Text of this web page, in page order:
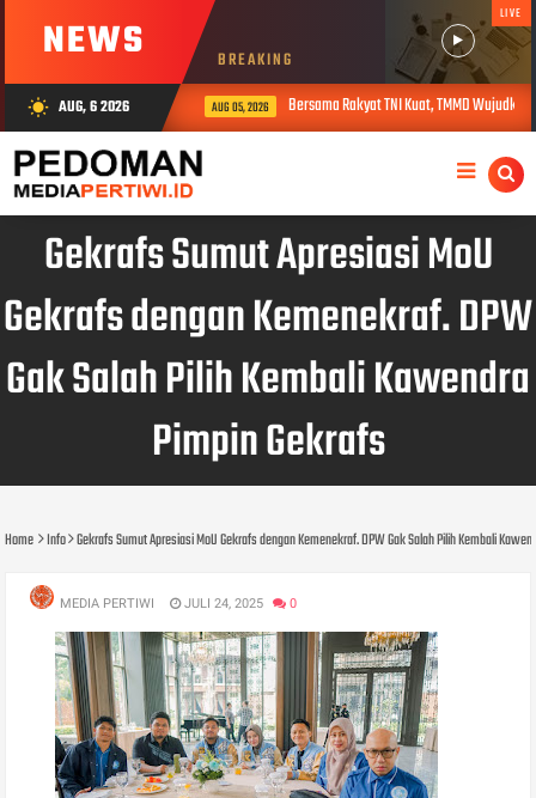
NEWS BREAKING
LIVE
wb_sunny AUG, 6 2026 AUG 05, 2026 Bersama Rakyat TNI Kuat, TMMD Wujudkan
Gekrafs Sumut Apresiasi MoU
Gekrafs dengan Kemenekraf. DPW
Gak Salah Pilih Kembali Kawendra
Pimpin Gekrafs
Home Info Gekrafs Sumut Apresiasi MoU Gekrafs dengan Kemenekraf. DPW Gak Salah Pilih Kembali
MEDIA PERTIWI JULI 24, 2025 0